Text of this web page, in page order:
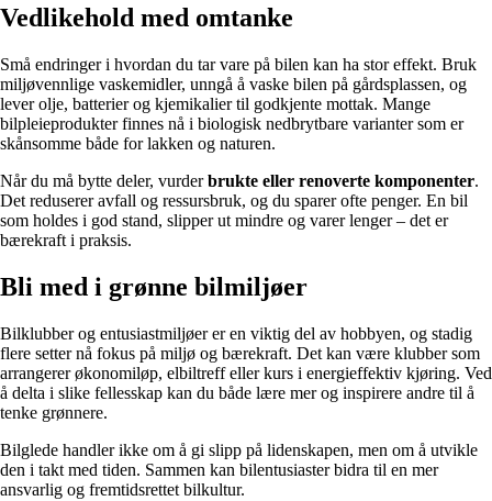
Vedlikehold med omtanke
Små endringer i hvordan du tar vare på bilen kan ha stor effekt. Bruk
miljøvennlige vaskemidler, unngå å vaske bilen på gårdsplassen, og
lever olje, batterier og kjemikalier til godkjente mottak. Mange
bilpleieprodukter finnes nå i biologisk nedbrytbare varianter som er
skånsomme både for lakken og naturen.
Når du må bytte deler, vurderbrukte eller renoverte komponenter.
Det reduserer avfall og ressursbruk, og du sparer ofte penger. En bil
som holdes i god stand, slipper ut mindre og varer lenger – det er
bærekraft i praksis.
Bli med i grønne bilmiljøer
Bilklubber og entusiastmiljøer er en viktig del av hobbyen, og stadig
flere setter nå fokus på miljø og bærekraft. Det kan være klubber som
arrangerer økonomiløp, elbiltreff eller kurs i energieffektiv kjøring. Ved
å delta i slike fellesskap kan du både lære mer og inspirere andre til å
tenke grønnere.
Bilglede handler ikke om å gi slipp på lidenskapen, men om å utvikle
den i takt med tiden. Sammen kan bilentusiaster bidra til en mer
ansvarlig og fremtidsrettet bilkultur.